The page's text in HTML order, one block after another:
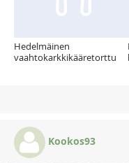
Hedelmäinen
vaahtokarkkikääretorttu
Kookos93